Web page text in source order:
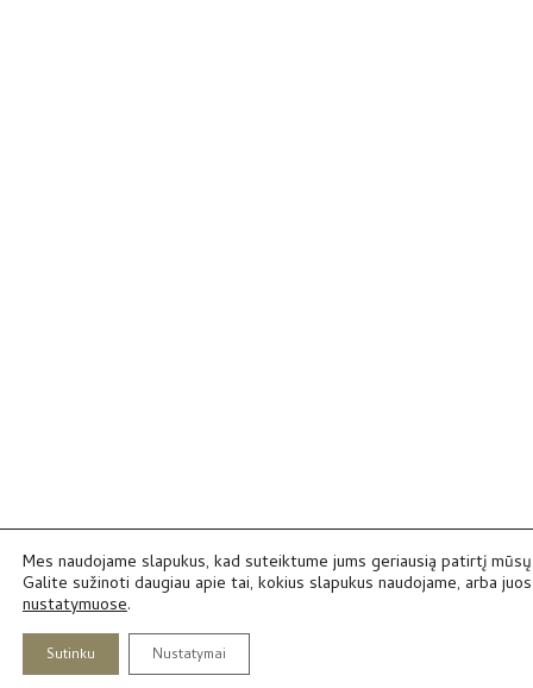
Mes naudojame slapukus, kad suteiktume jums geriausią patirtį
Galite sužinoti daugiau apie tai, kokius slapukus naudojame, arba
nustatymuose.
Sutinku Nustatymai